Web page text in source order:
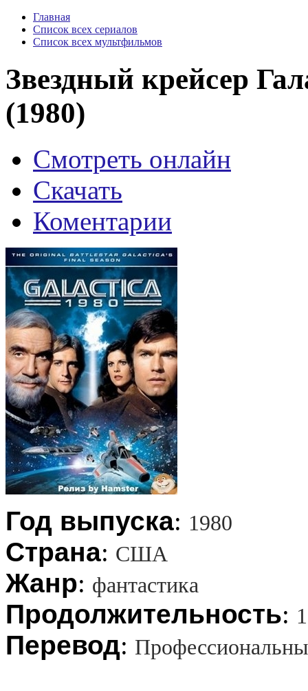
Главная
Список всех сериалов
Список всех мультфильмов
Звездный крейсер
(1980)
Смотреть онлайн
Скачать
Коментарии
Год выпуска: 1980
Страна: США
Жанр: фантастика
Продолжительность:
Перевод: